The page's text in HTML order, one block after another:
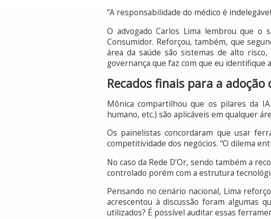
“A responsabilidade do médico é
O advogado Carlos Lima lembrou que o
Consumidor. Reforçou, também, que
área da saúde são sistemas de alto
governança que faz com que eu identifique
Recados finais para a adoção
Mônica compartilhou que os pilares da
humano, etc.) são aplicáveis em qualquer
Os painelistas concordaram que usar
competitividade dos negócios. “O dilema
No caso da Rede D’Or, sendo também a
controlado porém com a estrutura
Pensando no cenário nacional, Lima
acrescentou à discussão foram algumas
utilizados? É possível auditar essas